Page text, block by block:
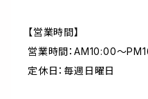
【営業時間】
営業時間：AM10:00～
定休日：毎週日曜日